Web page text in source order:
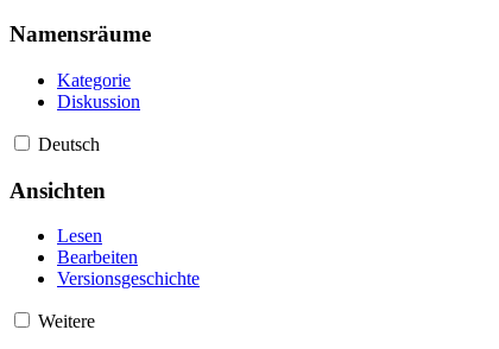
Namensräume
Kategorie
Diskussion
Deutsch
Ansichten
Lesen
Bearbeiten
Versionsgeschichte
Weitere